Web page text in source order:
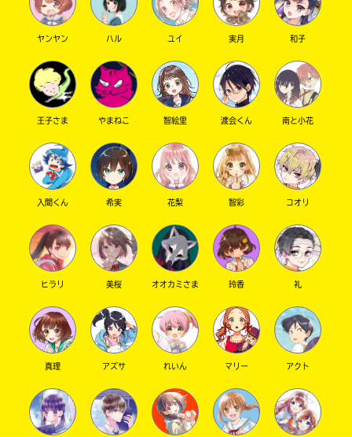
キーワードから探す
オフィシャルアカウント
SNSでシェアする
ヤンヤン ハル ユイ 実月 和子
王子さま やまねこ 智絵里 渡会くん 南と小花
入間くん 希実 花梨 智彩 コオリ
ヒラリ 美桜 オオカミさま 玲香 礼
真理 アズサ れいん マリー アクト